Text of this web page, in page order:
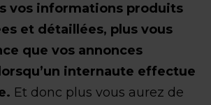
vos informations produits
et détaillées, plus vous
que vos annonces
internaute effectue
Et donc plus vous aurez de